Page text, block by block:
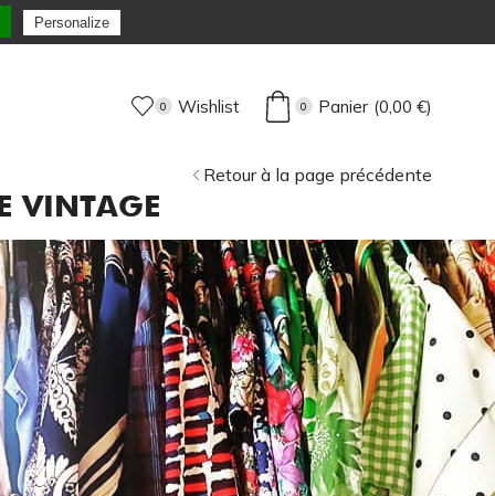
Commande expédiée sous 72H Max !
0 Wishlist 0 Panier (0,00 €)
VINTAGE
Retour à la page précédente
Personalize